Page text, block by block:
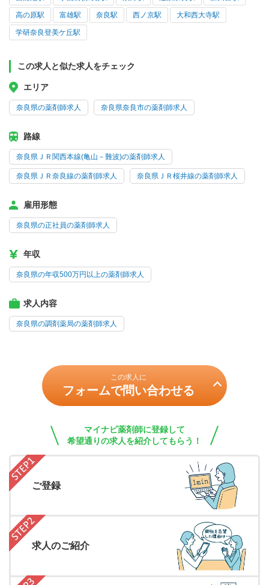
高の原駅 富雄駅 奈良駅 西ノ京駅 大和西大寺駅
学研奈良登美ケ丘駅
この求人と似た求人をチェック
エリア
奈良県の薬剤師求人 奈良県奈良市の薬剤師求人
路線
奈良県ＪＲ関西本線(亀山－難波)の薬剤師求人
奈良県ＪＲ奈良線の薬剤師求人 奈良県ＪＲ桜井線の薬剤師求人
雇用形態
奈良県の正社員の薬剤師求人
年収
奈良県の年収500万円以上の薬剤師求人
求人内容
奈良県の調剤薬局の薬剤師求人
この求人に
フォームで問い合わせる
マイナビ薬剤師に登録して
希望通りの求人を紹介してもらう！
ご登録
求人のご紹介